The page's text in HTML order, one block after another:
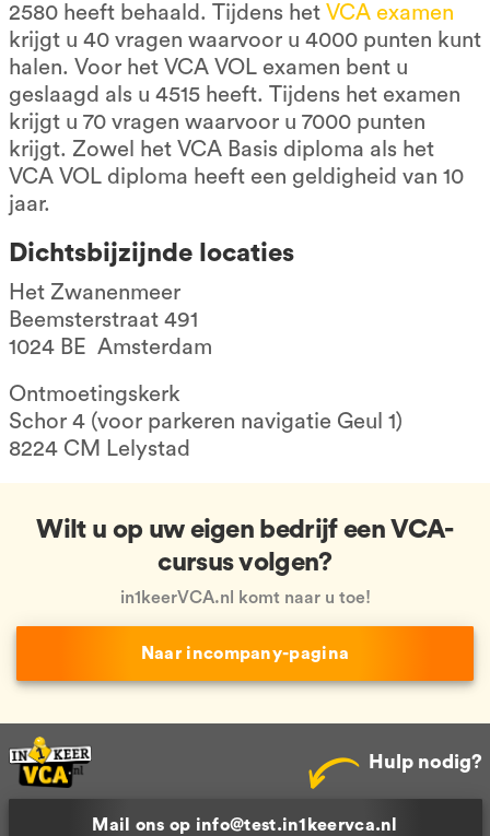
2580 heeft behaald. Tijdens het VCA examen
krijgt u 40 vragen waarvoor u 4000 punten kunt
halen. Voor het VCA VOL examen bent u
geslaagd als u 4515 heeft. Tijdens het examen
krijgt u 70 vragen waarvoor u 7000 punten
krijgt. Zowel het VCA Basis diploma als het
VCA VOL diploma heeft een geldigheid van 10
jaar.
Dichtsbijzijnde locaties
Het Zwanenmeer
Beemsterstraat 491
1024 BE Amsterdam
Ontmoetingskerk
Schor 4 (voor parkeren navigatie Geul 1)
8224 CM Lelystad
Wilt u op uw eigen bedrijf een VCA-
cursus volgen?
in1keerVCA.nl komt naar u toe!
Naar incompany-pagina
Hulp nodig?
Mail ons op info@test.in1keervca.nl